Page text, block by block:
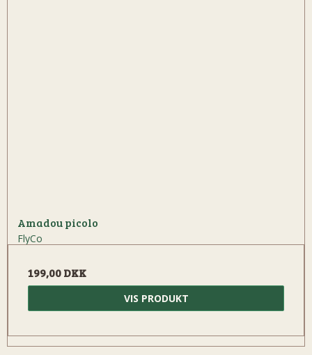
Amadou picolo
FlyCo
199,00 DKK
VIS PRODUKT